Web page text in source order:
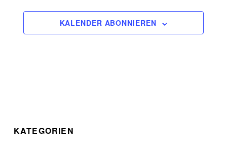
KALENDER ABONNIEREN
KATEGORIEN